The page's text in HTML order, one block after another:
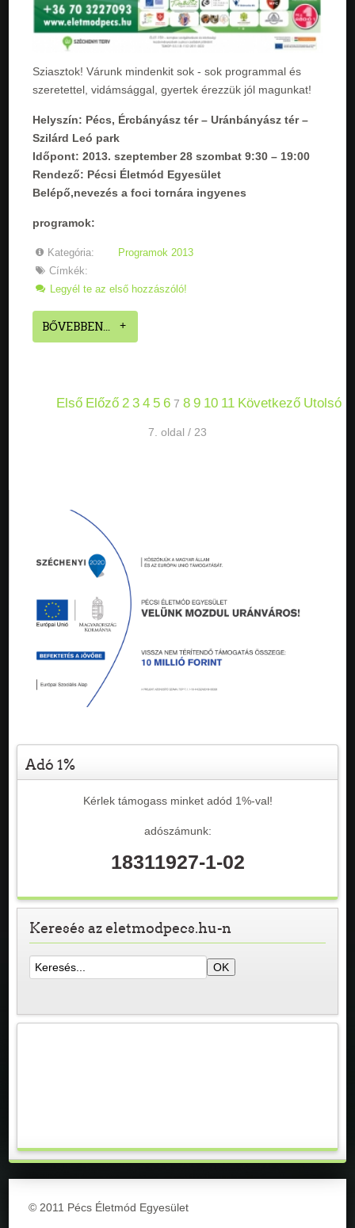
Sziasztok! Várunk mindenkit sok - sok programmal és
szeretettel, vidámsággal, gyertek érezzük jól magunkat!
Helyszín: Pécs, Ércbányász tér – Uránbányász tér –
Szilárd Leó park
Időpont:2013. szeptember 28 szombat 9:30 – 19:00
Rendező: Pécsi Életmód Egyesület
Belépő,nevezés a foci tornára ingyenes
programok:
Kategória:
Programok 2013
Címkék:
Legyél te az első hozzászóló!
BŐVEBBEN...
Első Előző 2 3 4 5 6 7 8 9 10 11 Következő Utolsó
7. oldal / 23
Adó 1%
Kérlek támogass minket adód 1%-val!
adószámunk:
18311927-1-02
Keresés az eletmodpecs.hu-n
© 2011 Pécs Életmód Egyesület